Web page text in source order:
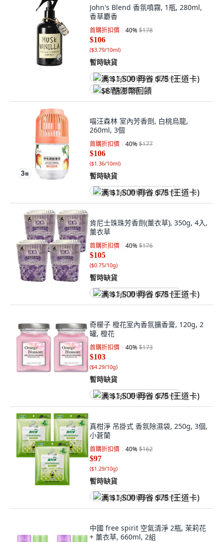
John's Blend 香氛噴霧, 1瓶, 280ml,
香草麝香
首購折扣價 40%$178
$106
($3.79/10ml)
暫時缺貨
满 $1,500 再省 $75 (王道卡)
$8 酷澎幣回饋
喵汪森林 室內芳香劑, 白桃烏龍,
260ml, 3個
首購折扣價 40%$177
$106
($1.36/10ml)
暫時缺貨
满 $1,500 再省 $75 (王道卡)
肯尼士珠珠芳香劑(薰衣草), 350g, 4入,
薰衣草
首購折扣價 40%$176
$105
($0.75/10g)
暫時缺貨
满 $1,500 再省 $75 (王道卡)
奇檬子 橙花室內香氛擴香膏, 120g, 2
罐, 橙花
首購折扣價 40%$173
$103
($4.29/10g)
暫時缺貨
满 $1,500 再省 $75 (王道卡)
真柑淨 吊掛式 香氛除濕袋, 250g, 3個,
小蒼蘭
首購折扣價 40%$162
$97
($1.29/10g)
暫時缺貨
满 $1,500 再省 $75 (王道卡)
中國 free spirit 空氣清淨 2瓶, 茉莉花
+ 薰衣草, 660ml, 2組